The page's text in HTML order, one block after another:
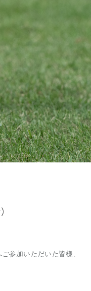
参加いただいた皆様、